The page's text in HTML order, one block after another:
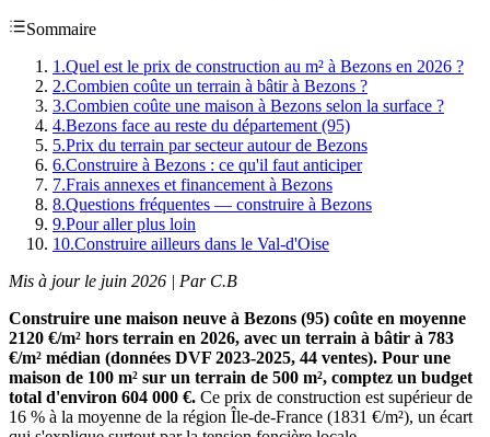
Sommaire
1 .Quel est le prix de construction au m² à Bezons en 2026 ?
2.Combien coûte un terrain à bâtir à Bezons ?
3.Combien coûte une maison à Bezons selon la surface ?
4.Bezons face au reste du département (95)
5.Prix du terrain par secteur autour de Bezons
6.Construire à Bezons : ce qu'il faut anticiper
7.Frais annexes et financement à Bezons
8.Questions fréquentes — construire à Bezons
9.Pour aller plus loin
10.Construire ailleurs dans le Val-d'Oise
Mis à jour le juin 2026 | Par C.B
Construire une maison neuve à Bezons (95) coûte en moyenne
2120 €/m² hors terrain en 2026, avec un terrain à bâtir à 783
€/m² médian (données DVF 2023-2025, 44 ventes). Pour une
maison de 100 m² sur un terrain de 500 m², comptez un budget
total d'environ 604 000 €. Ce prix de construction est supérieur de
16 % à la moyenne de la région Île-de-France (1831 €/m²), un écart